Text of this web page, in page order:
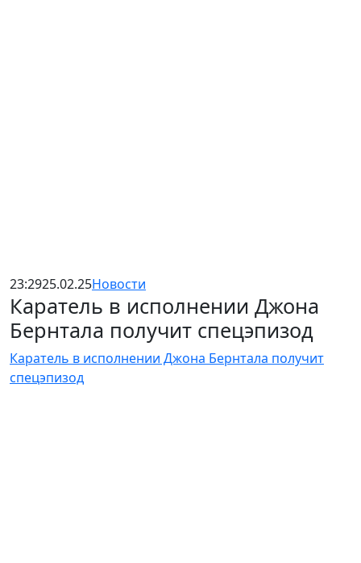
23:2925.02.25Новости
Каратель в исполнении Джона
Бернтала получит спецэпизод
Каратель в исполнении Джона Бернтала получит
спецэпизод